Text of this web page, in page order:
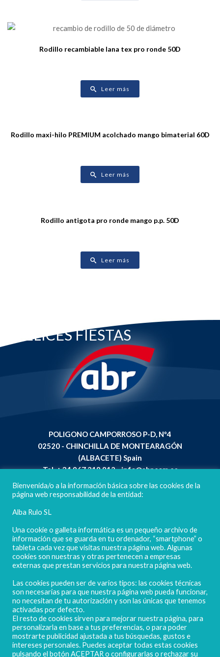
Rodillo recambiable lana tex pro ronde 50D
Leer más
Rodillo maxi-hilo PREMIUM acolchado mango bimaterial 60D
Leer más
Rodillo antigota pro ronde mango p.p. 50D
Leer más
FELICES FIESTAS
POLIGONO CAMPORROSO P-D, Nº4
02520 - CHINCHILLA DE MONTEARAGÓN
(ALBACETE) Spain
Tel. + 34 967 218 812 - info@abr.com.es
Copyright ALBARULO © 2020 | Todos los derechos reservados
Sus datos seguros
Política de protección de datos
Política de Cookies
Bienvenida/o a la información básica sobre las cookies de la
página web responsabilidad de la entidad:
Alba Rulo SL
Una cookie o galleta informática es un pequeño archivo de
información que se guarda en tu ordenador, “smartphone” o
tableta cada vez que visitas nuestra página web. Algunas
cookies son nuestras y otras pertenecen a empresas
externas que prestan servicios para nuestra página web.
Las cookies pueden ser de varios tipos: las cookies técnicas
son necesarias para que nuestra página web pueda funcionar,
no necesitan de tu autorización y son las únicas que tenemos
activadas por defecto.
El resto de cookies sirven para mejorar nuestra página, para
personalizarla en base a tus preferencias, o para poder
mostrarte publicidad ajustada a tus búsquedas, gustos e
intereses personales. Puedes aceptar todas estas cookies
pulsando el botón ACEPTAR o configurarlas o rechazar su